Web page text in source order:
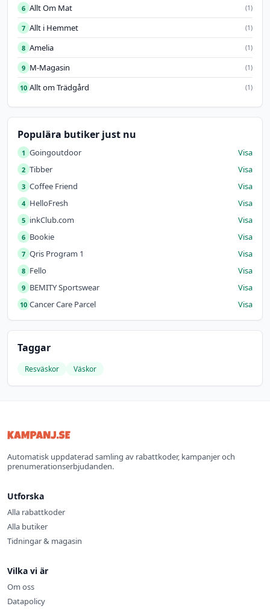
6 Allt Om Mat (1)
7 Allt i Hemmet (1)
8 Amelia (1)
9 M-Magasin (1)
10 Allt om Trädgård (1)
Populära butiker just nu
1 Goingoutdoor Visa
2 Tibber Visa
3 Coffee Friend Visa
4 HelloFresh Visa
5 inkClub.com Visa
6 Bookie Visa
7 Qris Program 1 Visa
8 Fello Visa
9 BEMITY Sportswear Visa
10 Cancer Care Parcel Visa
Taggar
Resväskor Väskor
Automatisk uppdaterad samling av rabattkoder, kampanjer och
prenumerationserbjudanden.
Utforska
Alla rabattkoder
Alla butiker
Tidningar & magasin
Vilka vi är
Om oss
Datapolicy